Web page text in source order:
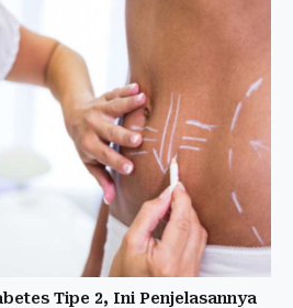
Tipe 2, Ini Penjelasannya